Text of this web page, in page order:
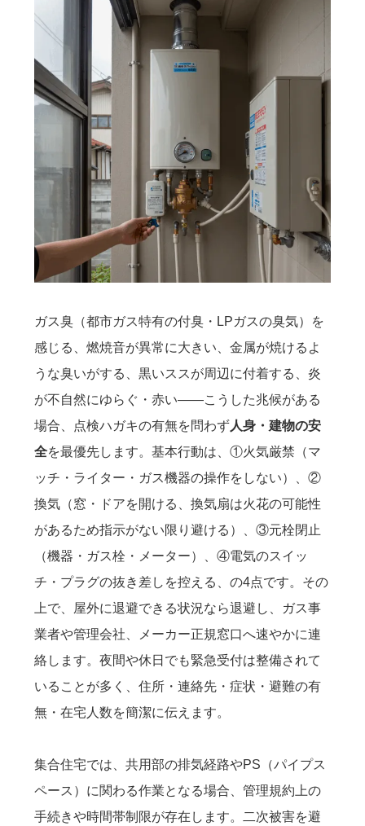
ガス臭（都市ガス特有の付臭・LPガスの臭気）を
感じる、燃焼音が異常に大きい、金属が焼けるよ
うな臭いがする、黒いススが周辺に付着する、炎
が不自然にゆらぐ・赤い――こうした兆候がある
場合、点検ハガキの有無を問わず人身・建物の安
全を最優先します。基本行動は、①火気厳禁（マ
ッチ・ライター・ガス機器の操作をしない）、②
換気（窓・ドアを開ける、換気扇は火花の可能性
があるため指示がない限り避ける）、③元栓閉止
（機器・ガス栓・メーター）、④電気のスイッ
チ・プラグの抜き差しを控える、の4点です。その
上で、屋外に退避できる状況なら退避し、ガス事
業者や管理会社、メーカー正規窓口へ速やかに連
絡します。夜間や休日でも緊急受付は整備されて
いることが多く、住所・連絡先・症状・避難の有
無・在宅人数を簡潔に伝えます。
集合住宅では、共用部の排気経路やPS（パイプス
ペース）に関わる作業となる場合、管理規約上の
手続きや時間帯制限が存在します。二次被害を避